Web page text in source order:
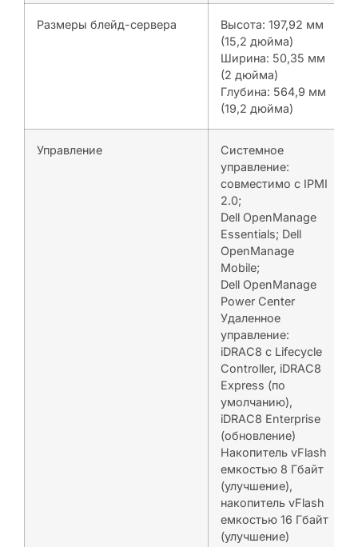
Размеры блейд-сервера
Высота: 197,92 мм
(15,2 дюйма)
Ширина: 50,35 мм
(2 дюйма)
Глубина: 564,9 мм
(19,2 дюйма)
Управление
Системное
управление:
совместимо с IPMI
2.0;
Dell OpenManage
Essentials; Dell
OpenManage
Mobile;
Dell OpenManage
Power Center
Удаленное
управление:
iDRAC8 с Lifecycle
Controller, iDRAC8
Express (по
умолчанию),
iDRAC8 Enterprise
(обновление)
Накопитель vFlash
емкостью 8 Гбайт
(улучшение),
накопитель vFlash
емкостью 16 Гбайт
(улучшение)